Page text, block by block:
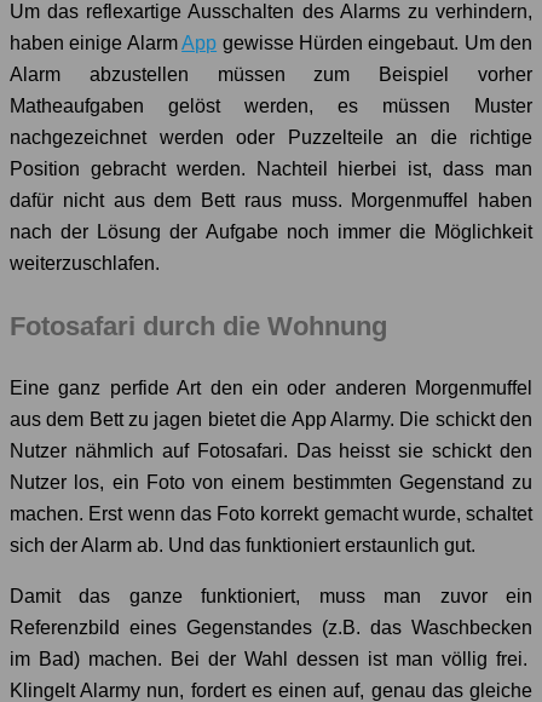
Um das reflexartige Ausschalten des Alarms zu verhindern,
haben einige AlarmApp gewisse Hürden eingebaut. Um den
Alarm abzustellen müssen zum Beispiel vorher
Matheaufgaben gelöst werden, es müssen Muster
nachgezeichnet werden oder Puzzelteile an die richtige
Position gebracht werden. Nachteil hierbei ist, dass man
dafür nicht aus dem Bett raus muss. Morgenmuffel haben
nach der Lösung der Aufgabe noch immer die Möglichkeit
weiterzuschlafen.
Fotosafari durch die Wohnung
Eine ganz perfide Art den ein oder anderen Morgenmuffel
aus dem Bett zu jagen bietet die App Alarmy. Die schickt den
Nutzer nähmlich auf Fotosafari. Das heisst sie schickt den
Nutzer los, ein Foto von einem bestimmten Gegenstand zu
machen. Erst wenn das Foto korrekt gemacht wurde, schaltet
sich der Alarm ab. Und das funktioniert erstaunlich gut.
Damit das ganze funktioniert, muss man zuvor ein
Referenzbild eines Gegenstandes (z.B. das Waschbecken
im Bad) machen. Bei der Wahl dessen ist man völlig frei.
Klingelt Alarmy nun, fordert es einen auf, genau das gleiche